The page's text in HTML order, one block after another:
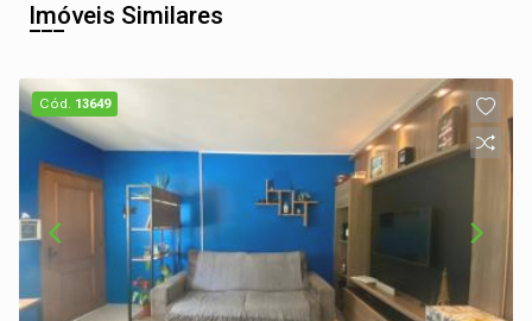
Imóveis Similares
Cód. 13649